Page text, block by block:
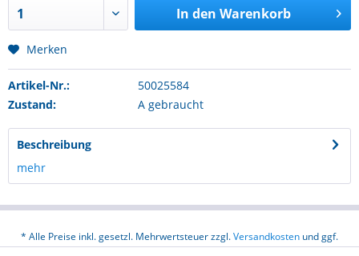
In den Warenkorb
Merken
Artikel-Nr.:
50025584
Zustand:
A gebraucht
Beschreibung
mehr
* Alle Preise inkl. gesetzl. Mehrwertsteuer zzgl.Versandkosten und ggf.